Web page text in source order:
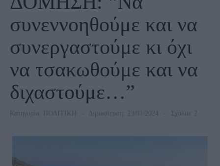
συνεννοηθούμε και να
συνεργαστούμε κι όχι
να τσακωθούμε και να
διχαστούμε…”
Κατηγορία: ΠΟΛΙΤΙΚΗ Δημοσίευση: 23/01/2024 Σχόλια: 2